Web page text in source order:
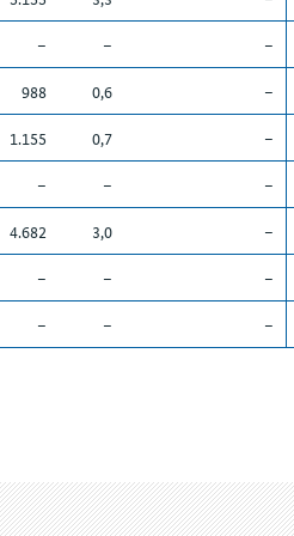
– – –
988 0,6 –
1.155 0,7 –
– – –
4.682 3,0 –
– – –
– – –